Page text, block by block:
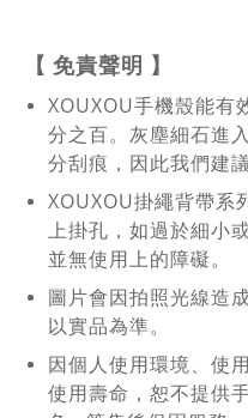
【 免責聲明 】
XOUXOU手機殼能有
分之百。灰塵細石進
分刮痕，因此我們建
XOUXOU掛繩背帶系
上掛孔，如過於細小
並無使用上的障礙。
圖片會因拍照光線造
以實品為準。
因個人使用環境、使
使用壽命，恕不提供